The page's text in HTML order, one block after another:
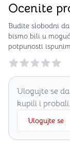
Ocenite
Budite slobodni
bismo bili u
potpunosti
Reviews
Ulogujte se
kupili i probali.
Ulogujte se